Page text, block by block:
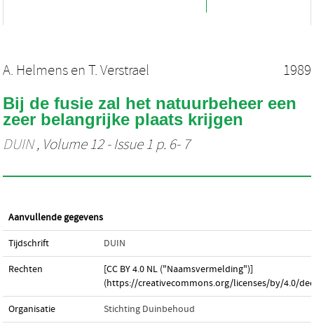
A. Helmens en T. Verstrael 1989
Bij de fusie zal het natuurbeheer een
zeer belangrijke plaats krijgen
DUIN, Volume 12 - Issue 1 p. 6- 7
Aanvullende gegevens
Tijdschrift DUIN
Rechten
[CC BY 4.0 NL ("Naamsvermelding")]
(https://creativecommons.org/licenses/by/4.0/
Organisatie Stichting Duinbehoud